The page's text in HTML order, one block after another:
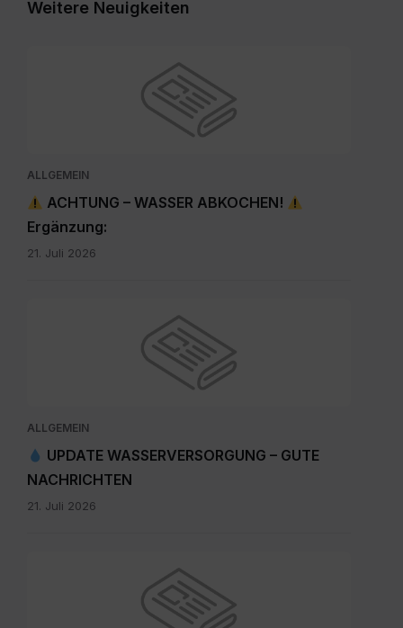
Weitere Neuigkeiten
ALLGEMEIN
ACHTUNG – WASSER ABKOCHEN!
Ergänzung:
21. Juli 2026
ALLGEMEIN
UPDATE WASSERVERSORGUNG – GUTE
NACHRICHTEN
21. Juli 2026